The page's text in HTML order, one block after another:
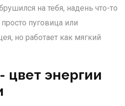
на тебя, надень что-то
пуговица или
но работает как мягкий
энергии